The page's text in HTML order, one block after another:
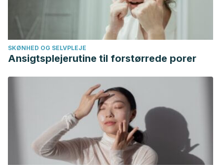
SKØNHED OG SELVPLEJE
Ansigtsplejerutine til forstørrede porer